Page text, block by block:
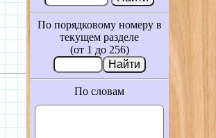
По порядковому номеру в
текущем разделе
(от 1 до 256)
По словам